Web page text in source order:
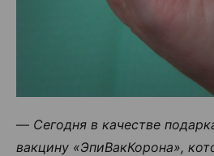
— Сегодня в качестве
вакцину «ЭпиВакКорона»,